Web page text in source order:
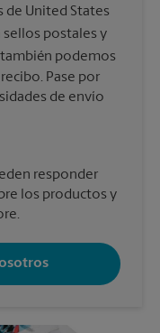
de United States
sellos postales y
podemos
Pase por
de envío
responder
los productos y